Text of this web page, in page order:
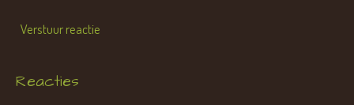
Verstuur reactie
Reacties